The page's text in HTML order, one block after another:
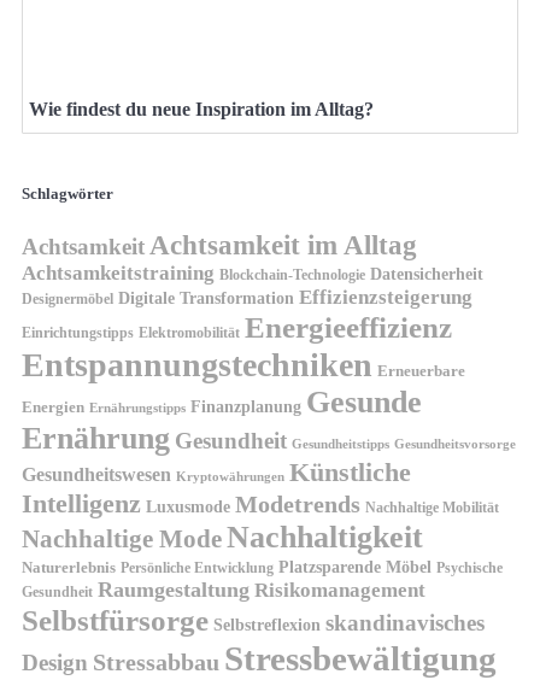
Wie findest du neue Inspiration im Alltag?
Schlagwörter
AchtsamkeitAchtsamkeit im Alltag
Achtsamkeitstraining Blockchain-Technologie Datensicherheit
Designermöbel Digitale Transformation Effizienzsteigerung
Einrichtungstipps Elektromobilität Energieeffizienz
Entspannungstechniken Erneuerbare
Energien Ernährungstipps Finanzplanung Gesunde
Ernährung Gesundheit Gesundheitstipps Gesundheitsvorsorge
Gesundheitswesen Kryptowährungen Künstliche
Intelligenz Luxusmode Modetrends Nachhaltige Mobilität
Nachhaltige ModeNachhaltigkeit
Naturerlebnis Persönliche Entwicklung Platzsparende Möbel Psychische
Gesundheit Raumgestaltung Risikomanagement
Selbstfürsorge Selbstreflexion skandinavisches
Design Stressabbau Stressbewältigung